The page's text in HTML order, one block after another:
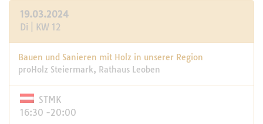
19.03.2024
Di | KW 12
Bauen und Sanieren mit Holz in unserer Region
proHolz Steiermark, Rathaus Leoben
STMK
16:30 -20:00